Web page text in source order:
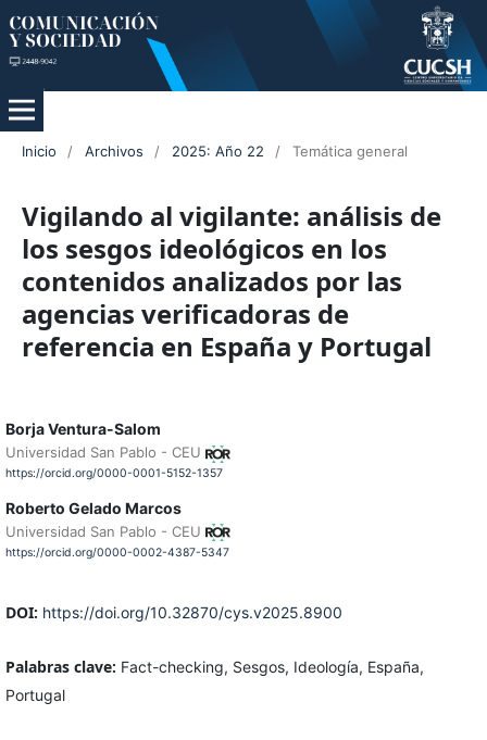
Inicio / Archivos / 2025: Año 22 / Temática general
Vigilando al vigilante: análisis de
los sesgos ideológicos en los
contenidos analizados por las
agencias verificadoras de
referencia en España y Portugal
Borja Ventura-Salom
Universidad San Pablo - CEU
https://orcid.org/0000-0001-5152-1357
Roberto Gelado Marcos
Universidad San Pablo - CEU
https://orcid.org/0000-0002-4387-5347
DOI: https://doi.org/10.32870/cys.v2025.8900
Palabras clave: Fact-checking, Sesgos, Ideología, España,
Portugal